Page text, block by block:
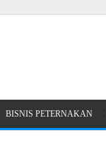
BISNIS PETERNAKAN